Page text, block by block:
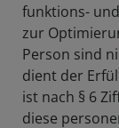
funktions-
zur
Person sind
dient der
ist nach § 6
diese